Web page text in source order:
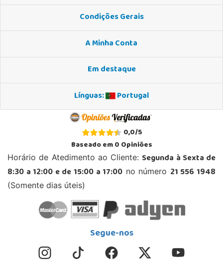
Condições Gerais
A Minha Conta
Em destaque
Línguas:
Portugal
0,0/5
Baseado em0Opiniões
Horário de Atedimento ao Cliente: Segunda à Sexta de
8:30 a 12:00 e de 15:00 a 17:00 no número 21 556 1948
(Somente dias úteis)
Segue-nos